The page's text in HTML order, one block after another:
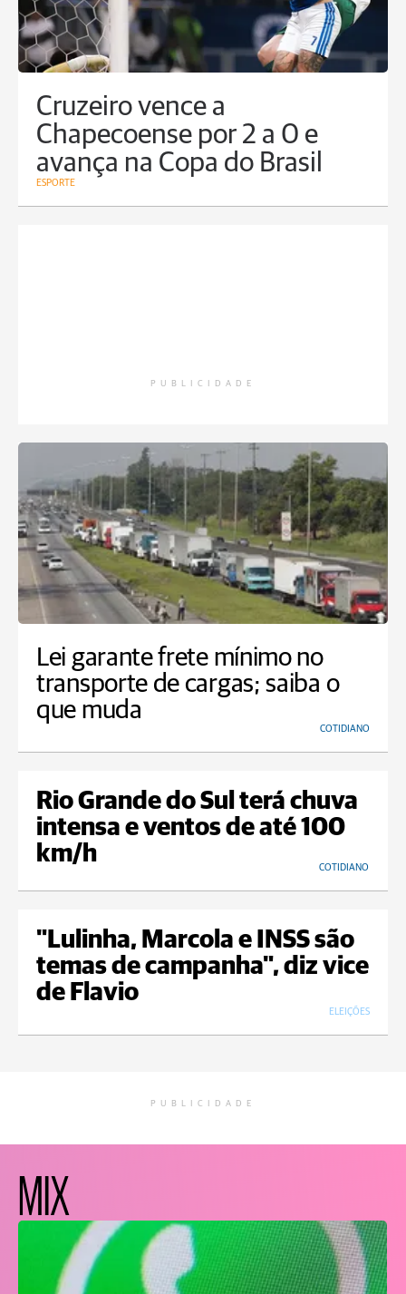
Cruzeiro vence a
Chapecoense por 2 a 0 e
avança na Copa do Brasil
ESPORTE
PUBLICIDADE
Lei garante frete mínimo no
transporte de cargas; saiba o
que muda
COTIDIANO
Rio Grande do Sul terá chuva
intensa e ventos de até 100
km/h
COTIDIANO
"Lulinha, Marcola e INSS são
temas de campanha", diz vice
de Flavio
ELEIÇÕES
PUBLICIDADE
MIX